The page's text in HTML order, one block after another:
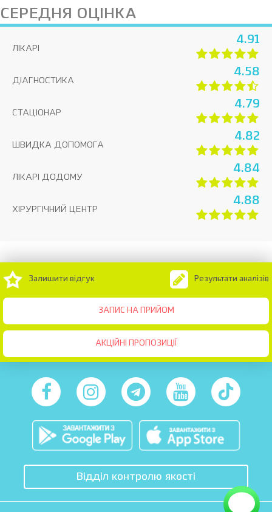
СЕРЕДНЯ ОЦІНКА
ЛІКАРІ
4.91
ДІАГНОСТИКА
4.58
СТАЦІОНАР
4.79
ШВИДКА ДОПОМОГА
4.82
ЛІКАРІ ДОДОМУ
4.84
ХІРУРГІЧНИЙ ЦЕНТР
4.88
ЗАПИС НА ПРИЙОМ
Залишити відгук Результати аналізів
АКЦІЙНІ ПРОПОЗИЦІЇ
Відділ контролю якості